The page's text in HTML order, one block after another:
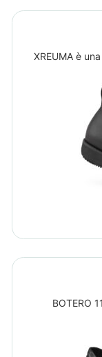
XREUMA è
BOTERO